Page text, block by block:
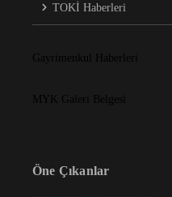
TOKİ Haberleri
Gayrimenkul Haberleri
MYK Galeri Belgesi
Öne Çıkanlar